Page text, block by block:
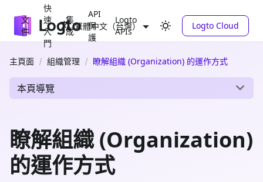
文
件
快
速
入
門
集
成
API
保
護
Logto
APIs
繁體中文（台灣） Logto Cloud
主頁面 組織管理 瞭解組織 (Organization) 的運作方式
本頁導覽
瞭解組織 (Organization)
的運作方式